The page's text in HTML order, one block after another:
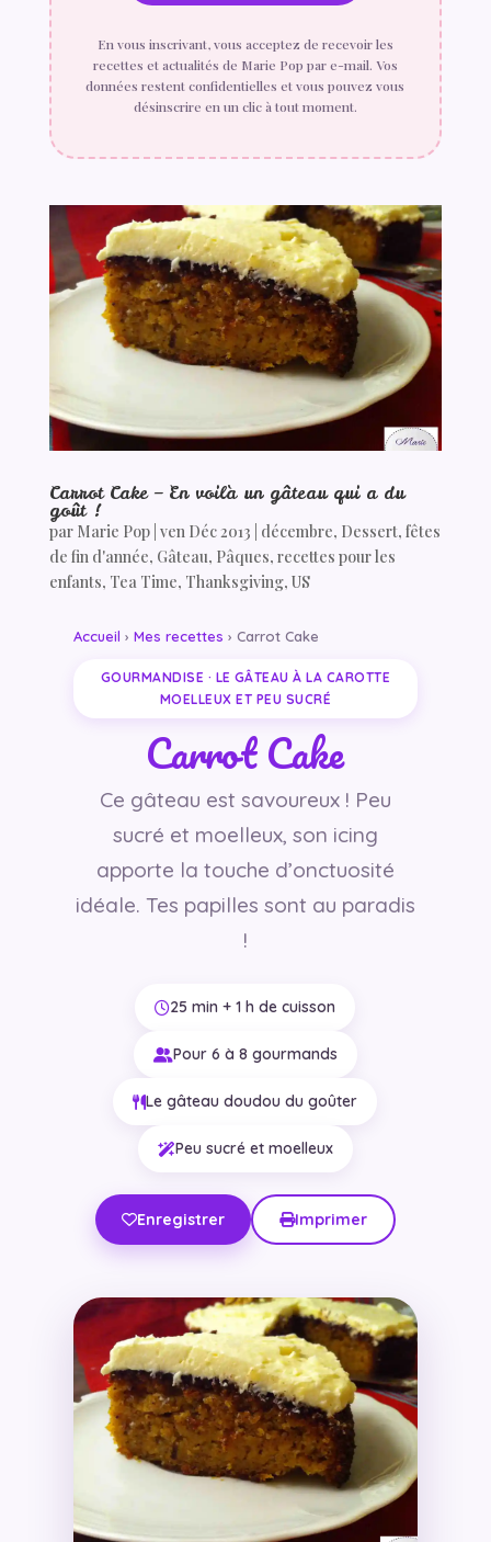
En vous inscrivant, vous acceptez de recevoir les
recettes et actualités de Marie Pop par e-mail. Vos
données restent confidentielles et vous pouvez vous
désinscrire en un clic à tout moment.
Carrot Cake – En voilà un gâteau qui a du
goût !
par Marie Pop| ven Déc 2013 décembre, Dessert, fêtes
de fin d'année, Gâteau, Pâques, recettes pour les
enfants, Tea Time, Thanksgiving, US
Accueil › Mes recettes › Carrot Cake
GOURMANDISE · LE GÂTEAU À LA CAROTTE
MOELLEUX ET PEU SUCRÉ
Carrot Cake
Ce gâteau est savoureux ! Peu
sucré et moelleux, son icing
apporte la touche d’onctuosité
idéale. Tes papilles sont au paradis
!
25 min + 1 h de cuisson
Pour 6 à 8 gourmands
Le gâteau doudou du goûter
Peu sucré et moelleux
Enregistrer Imprimer